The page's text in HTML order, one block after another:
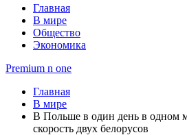
Главная
В мире
Общество
Экономика
Premium n one
Главная
В мире
В Польше в один день в одном
скорость двух белорусов